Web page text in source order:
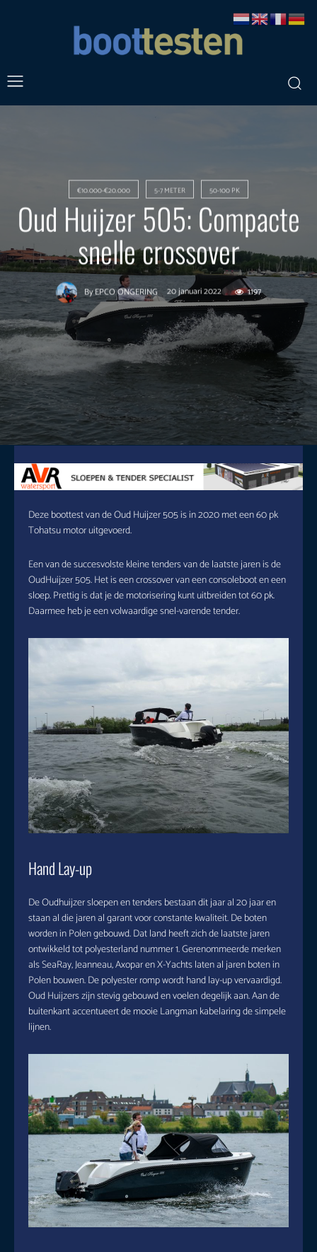
€10.000-€20.000 5-7 METER 50-100 PK
Oud Huijzer 505: Compacte
snelle crossover
By EPCO ONGERING 20 januari 2022 1197
Deze boottest van de Oud Huijzer 505 is in 2020 met een 60 pk
Tohatsu motor uitgevoerd.
Een van de succesvolste kleine tenders van de laatste jaren is de
OudHuijzer 505. Het is een crossover van een consoleboot en een
sloep. Prettig is dat je de motorisering kunt uitbreiden tot 60 pk.
Daarmee heb je een volwaardige snel-varende tender.
Hand Lay-up
De Oudhuijzer sloepen en tenders bestaan dit jaar al 20 jaar en
staan al die jaren al garant voor constante kwaliteit. De boten
worden in Polen gebouwd. Dat land heeft zich de laatste jaren
ontwikkeld tot polyesterland nummer 1. Gerenommeerde merken
als SeaRay, Jeanneau, Axopar en X-Yachts laten al jaren boten in
Polen bouwen. De polyester romp wordt hand lay-up vervaardigd.
Oud Huijzers zijn stevig gebouwd en voelen degelijk aan. Aan de
buitenkant accentueert de mooie Langman kabelaring de simpele
lijnen.